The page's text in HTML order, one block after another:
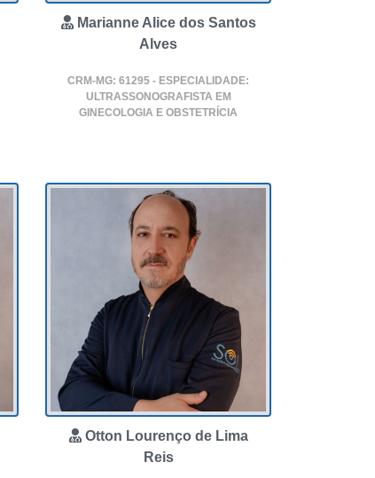
Marianne Alice dos Santos
Alves
CRM-MG: 61295 - ESPECIALIDADE:
ULTRASSONOGRAFISTA EM
GINECOLOGIA E OBSTETRÍCIA
Otton Lourenço de Lima
Reis